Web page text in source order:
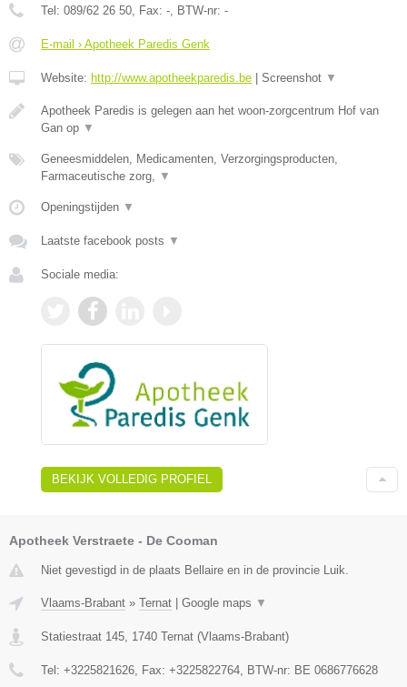
Tel: 089/62 26 50 , Fax: - , BTW-nr: -
E-mail › Apotheek Paredis Genk
Website: http://www.apotheekparedis.be | Screenshot ▼
Apotheek Paredis is gelegen aan het woon-zorgcentrum Hof van
Gan op ▼
Geneesmiddelen, Medicamenten, Verzorgingsproducten,
Farmaceutische zorg,
▼
Openingstijden ▼
Laatste facebook posts ▼
Sociale media:
BEKIJK VOLLEDIG PROFIEL
Apotheek Verstraete - De Cooman
Niet gevestigd in de plaats Bellaire en in de provincie Luik.
Vlaams-Brabant » Ternat | Google maps ▼
Statiestraat 145 1740 Ternat (Vlaams-Brabant)
Tel: +3225821626 , Fax: +3225822764 , BTW-nr: BE 0686776628